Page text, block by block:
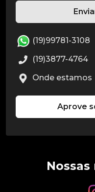
(19)99781-3108
(19)3877-4764
Onde estamos
Aprove